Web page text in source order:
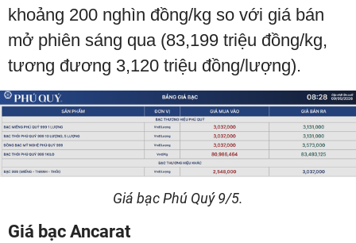
khoảng 200 nghìn đồng/kg so với giá bán
mở phiên sáng qua (83,199 triệu đồng/kg,
tương đương 3,120 triệu đồng/lượng).
Giá bạc Phú Quý 9/5.
Giá bạc Ancarat